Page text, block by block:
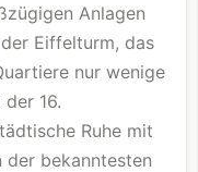
Anlagen
Eiffelturm, das
nur wenige
16.
Ruhe mit
der bekanntesten